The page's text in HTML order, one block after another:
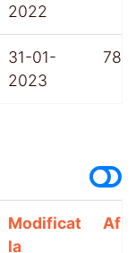
2022
31-01-
2023
781
Modificat
la